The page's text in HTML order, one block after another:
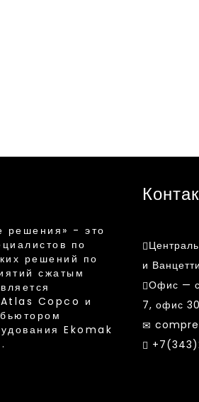
решения» - это
по
решений по
сжатым
Atlas Copco и
Ekomak
и
Офис —
7, офис